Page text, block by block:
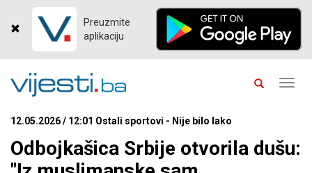
Preuzmite
aplikaciju
12.05.2026 / 12:01 Ostali sportovi - Nije bilo lako
Odbojkašica Srbije otvorila dušu: